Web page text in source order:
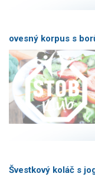
ovesný korpus s
Švestkový koláč s